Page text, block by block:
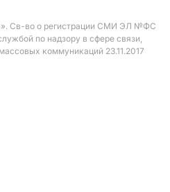
Св-во о регистрации СМИ ЭЛ №ФС
по надзору в сфере связи,
коммуникаций 23.11.2017